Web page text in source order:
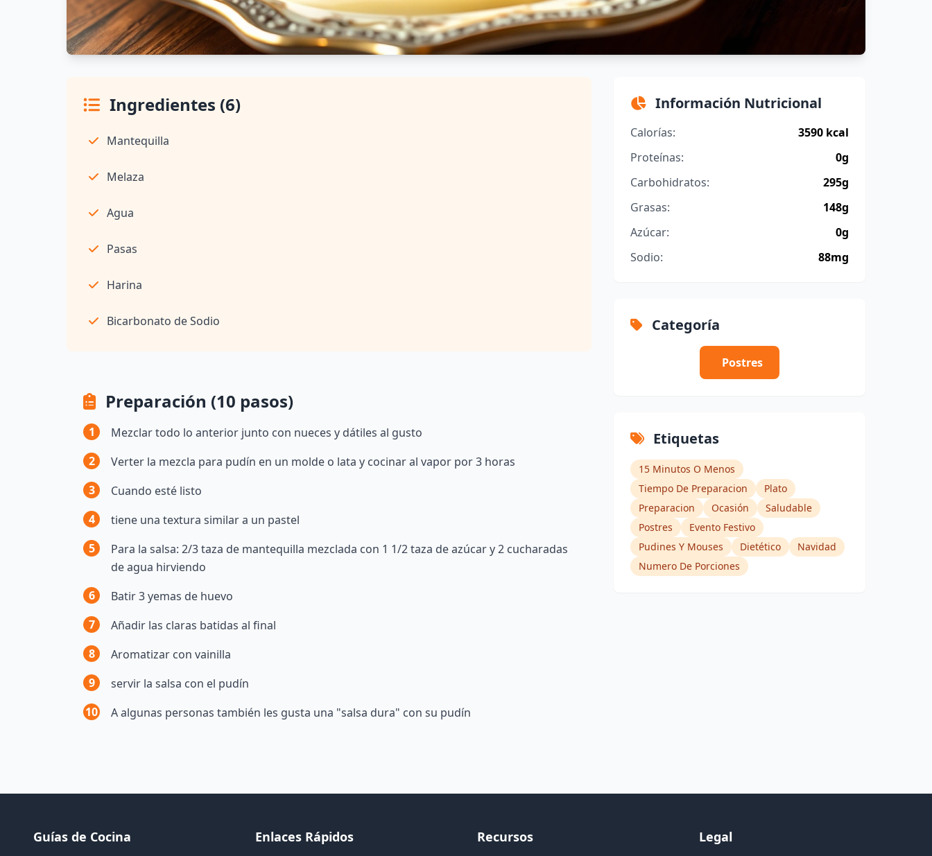
Ingredientes (6)
Mantequilla
Melaza
Agua
Pasas
Harina
Bicarbonato de Sodio
Preparación (10 pasos)
1
Mezclar todo lo anterior junto con nueces y dátiles al gusto
2
Verter la mezcla para pudín en un molde o lata y cocinar al vapor por 3 horas
3
Cuando esté listo
4
tiene una textura similar a un pastel
5
Para la salsa: 2/3 taza de mantequilla mezclada con 1 1/2 taza de azúcar y 2 cucharadas
de agua hirviendo
6
Batir 3 yemas de huevo
7
Añadir las claras batidas al final
8
Aromatizar con vainilla
9
servir la salsa con el pudín
10
A algunas personas también les gusta una "salsa dura" con su pudín
Información Nutricional
Calorías:
3590 kcal
Proteínas:
0g
Carbohidratos:
295g
Grasas:
148g
Azúcar:
0g
Sodio:
88mg
Categoría
Postres
Etiquetas
15 Minutos O Menos
Tiempo De Preparacion
Plato
Preparacion
Ocasión
Saludable
Postres
Evento Festivo
Pudines Y Mouses
Dietético
Navidad
Numero De Porciones
Guías de Cocina Enlaces Rápidos Recursos Legal